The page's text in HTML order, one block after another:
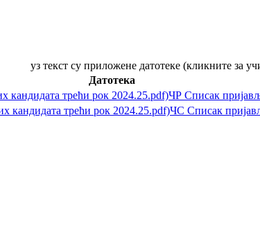
уз текст су приложене датотеке (кликните за
Датотека
ЧР Списак
ЧС Списак